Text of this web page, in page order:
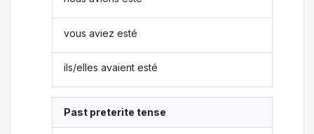
vous aviez esté
ils/elles avaient esté
Past preterite tense